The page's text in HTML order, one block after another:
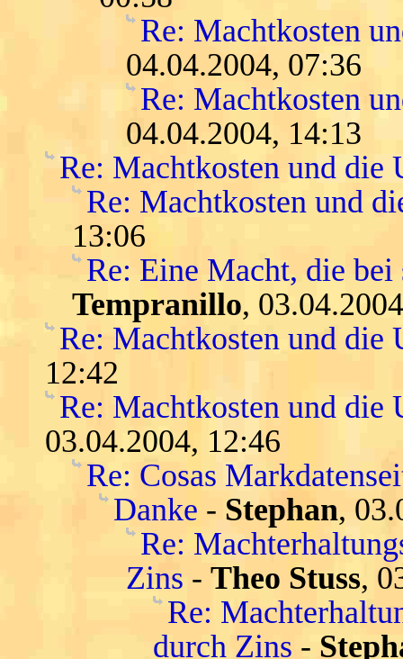
Re: Machtkosten
04.04.2004, 07:36
Re: Machtkosten
04.04.2004, 14:13
Re: Machtkosten und die
Re: Machtkosten und
13:06
Re: Eine Macht, die
Tempranillo,
Re: Machtkosten und die
12:42
Re: Machtkosten und die
03.04.2004, 12:46
Re: Cosas
Danke - Stephan,
Re:
Zins - Theo Stuss,
Re:
durch Zins -